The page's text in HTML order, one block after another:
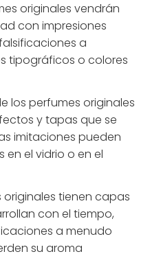
originales vendrán
con impresiones
a
tipográficos o colores
los perfumes originales
y tapas que se
imitaciones pueden
en el vidrio o en el
originales tienen capas
con el tiempo,
a menudo
su aroma